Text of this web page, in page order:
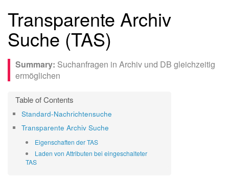
Transparente Archiv
Suche (TAS)
Suchanfragen in Archiv und DB gleichzeitig
ermöglichen
Standard-Nachrichtensuche
Transparente Archiv Suche
Eigenschaften der TAS
Laden von Attributen bei eingeschalteter
TAS